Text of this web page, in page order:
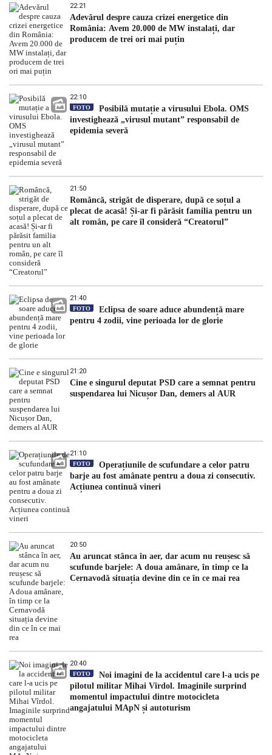
22:21
Adevărul despre cauza crizei energetice din
România: Avem 20.000 de MW instalați, dar
producem de trei ori mai puțin
22:10
FOTO
Posibilă mutație a virusului Ebola. OMS
investighează „virusul mutant” responsabil de
epidemia severă
21:50
Româncă, strigăt de disperare, după ce soțul a
plecat de acasă! Și-ar fi părăsit familia pentru un
alt român, pe care îl consideră “Creatorul”
21:40
FOTO
Eclipsa de soare aduce abundență mare
pentru 4 zodii, vine perioada lor de glorie
21:20
Cine e singurul deputat PSD care a semnat pentru
suspendarea lui Nicușor Dan, demers al AUR
21:10
FOTO
Operațiunile de scufundare a celor patru
barje au fost amânate pentru a doua zi consecutiv.
Acțiunea continuă vineri
20:50
Au aruncat stânca în aer, dar acum nu reușesc să
scufunde barjele: A doua amânare, în timp ce la
Cernavodă situația devine din ce în ce mai rea
20:40
FOTO
Noi imagini de la accidentul care l-a ucis pe
pilotul militar Mihai Vîrdol. Imaginile surprind
momentul impactului dintre motocicleta
angajatului MApN și autoturism